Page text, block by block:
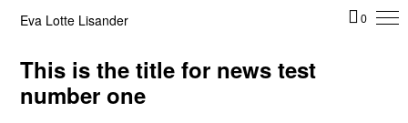
Eva Lotte Lisander 0
This is the title for news test
number one